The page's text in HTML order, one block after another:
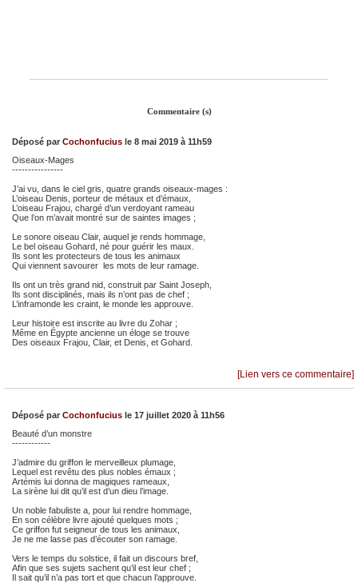
Commentaire (s)
Déposé par Cochonfucius le 8 mai 2019 à 11h59
Oiseaux-Mages
----------------
J’ai vu, dans le ciel gris, quatre grands oiseaux-mages :
L’oiseau Denis, porteur de métaux et d’émaux,
L’oiseau Frajou, chargé d’un verdoyant rameau
Que l’on m’avait montré sur de saintes images ;
Le sonore oiseau Clair, auquel je rends hommage,
Le bel oiseau Gohard, né pour guérir les maux.
Ils sont les protecteurs de tous les animaux
Qui viennent savourer les mots de leur ramage.
Ils ont un très grand nid, construit par Saint Joseph,
Ils sont disciplinés, mais ils n’ont pas de chef ;
L’inframonde les craint, le monde les approuve.
Leur histoire est inscrite au livre du Zohar ;
Même en Égypte ancienne un éloge se trouve
Des oiseaux Frajou, Clair, et Denis, et Gohard.
[Lien vers ce commentaire]
Déposé par Cochonfucius le 17 juillet 2020 à 11h56
Beauté d’un monstre
------------
J’admire du griffon le merveilleux plumage,
Lequel est revêtu des plus nobles émaux ;
Artémis lui donna de magiques rameaux,
La sirène lui dit qu’il est d’un dieu l’image.
Un noble fabuliste a, pour lui rendre hommage,
En son célèbre livre ajouté quelques mots ;
Ce griffon fut seigneur de tous les animaux,
Je ne me lasse pas d’écouter son ramage.
Vers le temps du solstice, il fait un discours bref,
Afin que ses sujets sachent qu’il est leur chef ;
Il sait qu’il n’a pas tort et que chacun l’approuve.